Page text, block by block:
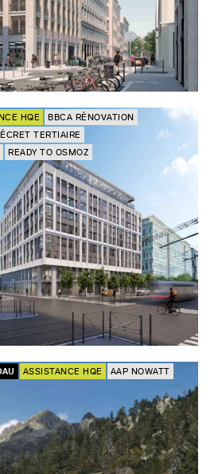
HQE
BBCA RÉNOVATION
TERTIAIRE
READY TO OSMOZ
ASSISTANCE HQE
AAP NOWATT